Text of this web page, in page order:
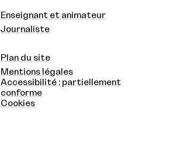
Enseignant et animateur
Journaliste
Plan du site
Mentions légales
Accessibilité : partiellement
conforme
Cookies